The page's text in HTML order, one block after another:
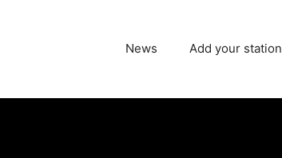
News Add your station